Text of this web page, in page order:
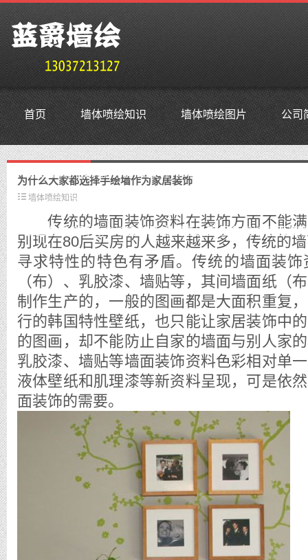
首页 墙体喷绘知识 墙体喷绘图片 公司
鳜鱼外贸抗投诉服务器,免投诉vps,防投诉主机空间,美国
鳜鱼老域名购买,老域名交易,老域名出售,已备案域名,百
为什么大家都选择手绘墙作为家居装饰
墙体喷绘知识
传统的墙面装饰资料在装饰方面不能满
别现在80后买房的人越来越来多，传统的
寻求特性的特色有矛盾。传统的墙面装
（布）、乳胶漆、墙贴等，其间墙面纸（
制作生产的，一般的图画都是大面积重复
行的韩国特性壁纸，也只能让家居装饰中
的图画，却不能防止自家的墙面与别人家
乳胶漆、墙贴等墙面装饰资料色彩相对单
液体壁纸和肌理漆等新资料呈现，可是依
面装饰的需要。